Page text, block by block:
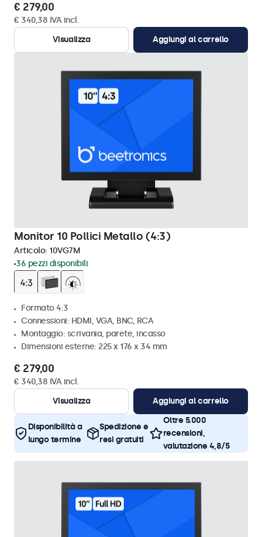
€ 279,00
€ 340,38 IVA incl.
Visualizza
Aggiungi al carrello
Monitor 10 Pollici Metallo (4:3)
Articolo: 10VG7M
36 pezzi disponibili
Formato 4:3
Connessioni: HDMI, VGA, BNC, RCA
Montaggio: scrivania, parete, incasso
Dimensioni esterne: 225 x 176 x 34 mm
€ 279,00
€ 340,38 IVA incl.
Visualizza
Aggiungi al carrello
Disponibilità a
lungo termine
Spedizione e
resi gratuiti
Oltre 5.000
recensioni,
valutazione 4,8/5